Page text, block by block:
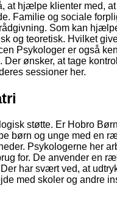
at hjælpe klienter med,
Familie og sociale
Som kan
og teoretisk. Hvilket
Psykologer er også
ønsker, at tage
sessioner her.
støtte. Er Hobro
børn og unge med en
Psykologerne her
for. De anvender en
har svært ved, at
med skoler og andre